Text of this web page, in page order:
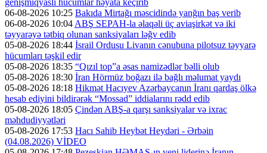
genişmiqyaslı hücumlar həyata keçirib
06-08-2026 10:25 Bakıda Mirtağı məscidində yanğın baş verib
06-08-2026 10:04ABŞ SEPAH-la əlaqəli üç aviaşirkət və iki
təyyarəyə tətbiq olunan sanksiyaları ləğv edib
05-08-2026 18:44 İsrail Ordusu Livanın cənubuna pilotsuz təyyarə
hücumları təşkil edir
05-08-2026 18:35 “Qızıl top”a əsas namizədlər bəlli olub
05-08-2026 18:30 İran Hörmüz boğazı ilə bağlı məlumat yaydı
05-08-2026 18:18 Hikmət Hacıyev Azərbaycanın İranı qardaş ölkə
hesab ediyini bildirərək “Mossad” iddialarını rədd edib
05-08-2026 18:05 Çindən ABŞ-a qarşı sanksiyalar və ixrac
məhdudiyyətləri
05-08-2026 17:53 Hacı Sahib Heybət Heydəri - Ərbəin
(04.08.2026) VİDEO